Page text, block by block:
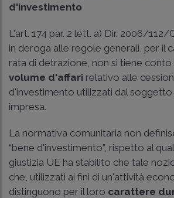
d'investimento
L'art. 174 par. 2 lett. a) Dir. 2006/112/
in deroga alle regole generali, per il
rata di detrazione, non si tiene conto
volume d'affari relativo alle
d'investimento utilizzati dal soggetto
impresa.
La normativa comunitaria non
“bene d'investimento”, rispetto al
giustizia UE ha stabilito che tale
che, utilizzati ai fini di un'attività
distinguono per il loro carattere